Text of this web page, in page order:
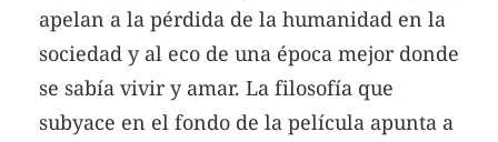
apelan a la pérdida de la humanidad en la
sociedad y al eco de una época mejor donde
se sabía vivir y amar. La filosofía que
subyace en el fondo de la película apunta a